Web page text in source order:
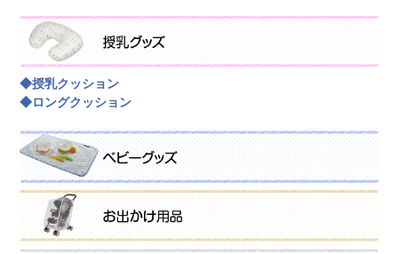
◆授乳クッション
◆ロングクッション